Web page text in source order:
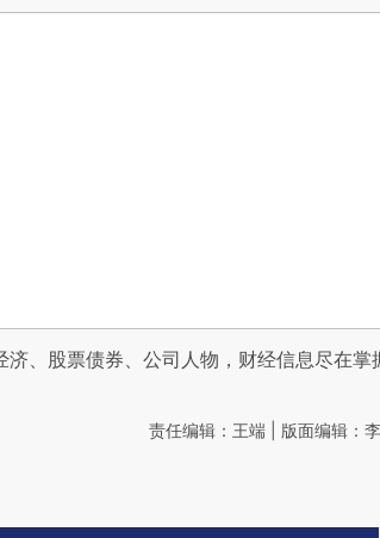
济、股票债券、公司人物，财经信息尽在掌
责任编辑：王端 | 版面编辑：